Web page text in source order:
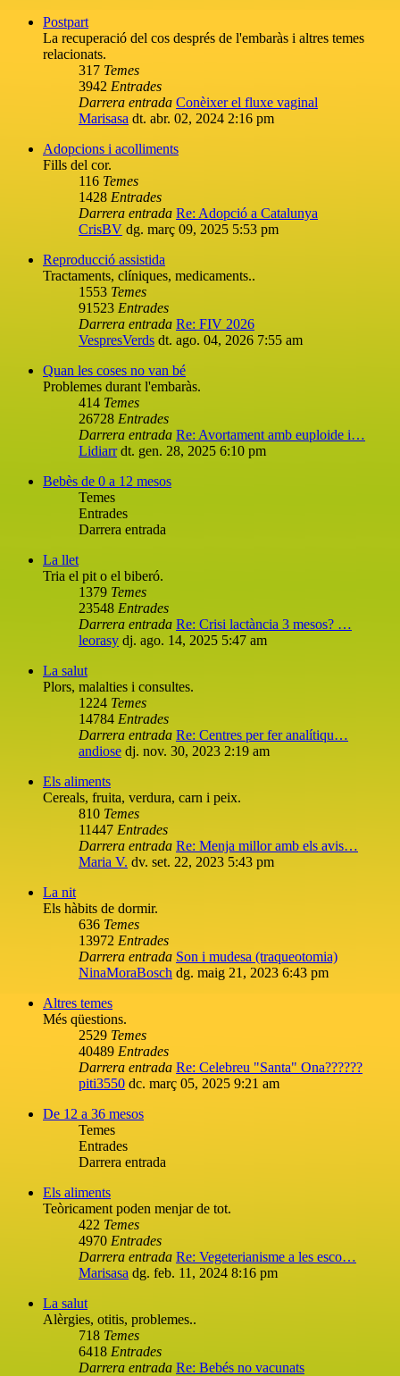
Postpart
La recuperació del cos després de l'embaràs i altres temes
relacionats.
317 Temes
3942 Entrades
Darrera entrada Conèixer el fluxe vaginal
Marisasa dt. abr. 02, 2024 2:16 pm
Adopcions i acolliments
Fills del cor.
116 Temes
1428 Entrades
Darrera entrada Re: Adopció a Catalunya
CrisBV dg. març 09, 2025 5:53 pm
Reproducció assistida
Tractaments, clíniques, medicaments..
1553 Temes
91523 Entrades
Darrera entrada Re: FIV 2026
VespresVerds dt. ago. 04, 2026 7:55 am
Quan les coses no van bé
Problemes durant l'embaràs.
414 Temes
26728 Entrades
Darrera entrada Re: Avortament amb euploide i…
Lidiarr dt. gen. 28, 2025 6:10 pm
Bebès de 0 a 12 mesos
Temes
Entrades
Darrera entrada
La llet
Tria el pit o el biberó.
1379 Temes
23548 Entrades
Darrera entrada Re: Crisi lactància 3 mesos? …
leorasy dj. ago. 14, 2025 5:47 am
La salut
Plors, malalties i consultes.
1224 Temes
14784 Entrades
Darrera entrada Re: Centres per fer analítiqu…
andiose dj. nov. 30, 2023 2:19 am
Els aliments
Cereals, fruita, verdura, carn i peix.
810 Temes
11447 Entrades
Darrera entrada Re: Menja millor amb els avis…
Maria V. dv. set. 22, 2023 5:43 pm
La nit
Els hàbits de dormir.
636 Temes
13972 Entrades
Darrera entrada Son i mudesa (traqueotomia)
NinaMoraBosch dg. maig 21, 2023 6:43 pm
Altres temes
Més qüestions.
2529 Temes
40489 Entrades
Darrera entrada Re: Celebreu "Santa" Ona??????
piti3550 dc. març 05, 2025 9:21 am
De 12 a 36 mesos
Temes
Entrades
Darrera entrada
Els aliments
Teòricament poden menjar de tot.
422 Temes
4970 Entrades
Darrera entrada Re: Vegeterianisme a les esco…
Marisasa dg. feb. 11, 2024 8:16 pm
La salut
Alèrgies, otitis, problemes..
718 Temes
6418 Entrades
Darrera entrada Re: Bebés no vacunats